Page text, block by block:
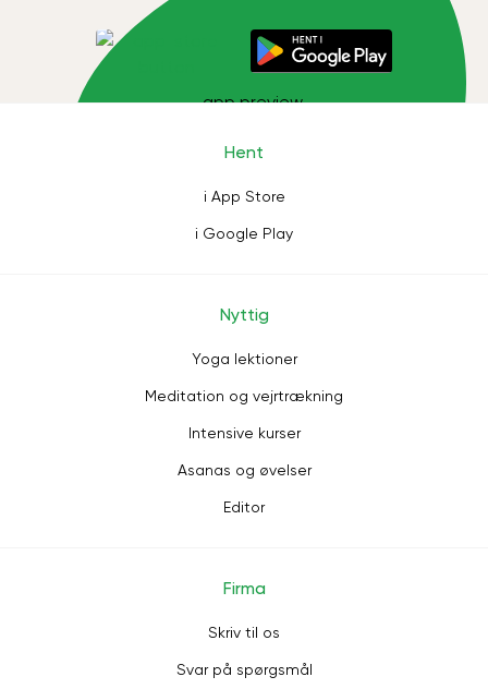
Hent
i App Store
i Google Play
Nyttig
Yoga lektioner
Meditation og vejrtrækning
Intensive kurser
Asanas og øvelser
Editor
Firma
Skriv til os
Svar på spørgsmål